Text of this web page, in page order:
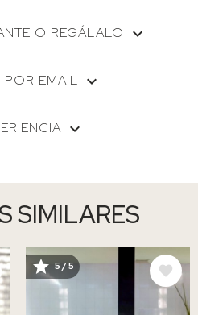
O REGÁLALO
POR EMAIL
SIMILARES
IMAGE
5 / 5